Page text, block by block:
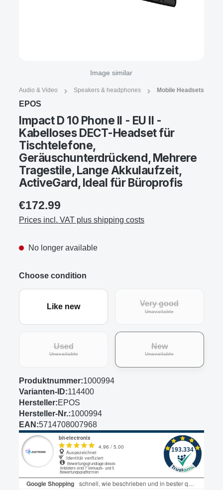
Image similar
Audio & Video Speakers & headphones Mobile Headsets
EPOS
Impact D 10 Phone II - EU II -
Kabelloses DECT-Headset für
Tischtelefone,
Geräuschunterdrückend, Mehrere
Tragestile, Lange Akkulaufzeit,
ActiveGard, Ideal für Büroprofis
€172.99
Prices incl. VAT plus shipping costs
No longer available
Choose condition
Like new Very good
Unavailable(This option is
Used
Unavailable(This option is currently unavailable.)
New
Unavailable(This option is
Produktnummer:1000994
Varianten-ID:114400
Hersteller:EPOS
Hersteller-Nr.:1000994
EAN:5714708007968